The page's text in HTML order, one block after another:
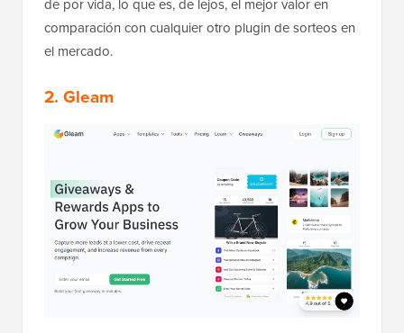
de por vida, lo que es, de lejos, el mejor valor en
comparación con cualquier otro plugin de sorteos en
el mercado.
2. Gleam